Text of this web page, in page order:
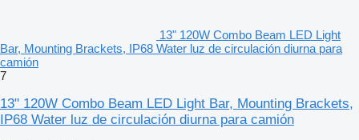
13" 120W Combo Beam LED Light
Bar, Mounting Brackets, IP68 Water luz de circulación diurna para
camión
7
13" 120W Combo Beam LED Light Bar, Mounting Brackets,
IP68 Water luz de circulación diurna para camión